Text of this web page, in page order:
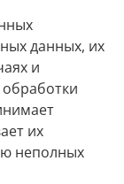
данных, их
и
их
неполных